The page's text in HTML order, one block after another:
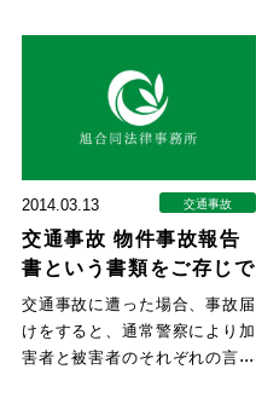
2014.03.13 交通事故
交通事故 物件事故報告
書という書類をご存じで
すか？
交通事故に遭った場合、事故届
けをすると、通常警察により加
害者と被害者のそれぞれの言い